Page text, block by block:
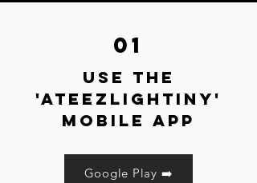
01
USE THE
'ATEEZLIGHTINY'
MOBILE APP
Google Play ➡️